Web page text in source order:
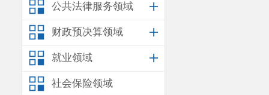
公共法律服务领域
财政预决算领域
就业领域
社会保险领域